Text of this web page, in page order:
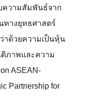
ความสัมพันธ์จาก
ทางยุทธศาสตร์
าด้วยความเป็นหุ้น
ภาพและความ
ASEAN-
Partnership for